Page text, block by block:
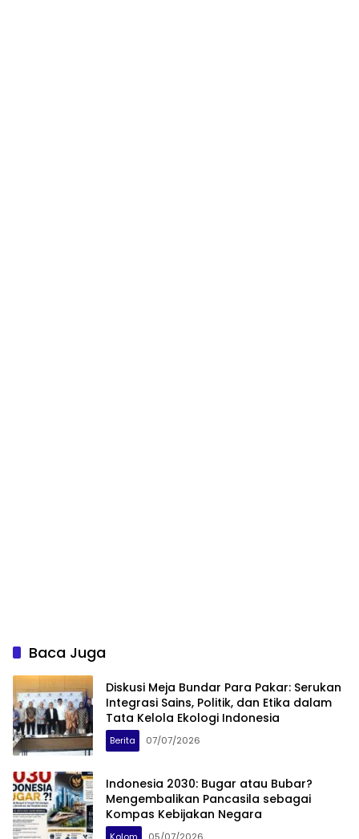
Baca Juga
Diskusi Meja Bundar Para Pakar: Serukan
Integrasi Sains, Politik, dan Etika dalam
Tata Kelola Ekologi Indonesia
Berita 07/07/2026
Indonesia 2030: Bugar atau Bubar?
Mengembalikan Pancasila sebagai
Kompas Kebijakan Negara
Kolom 05/07/2026